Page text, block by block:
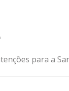
para a